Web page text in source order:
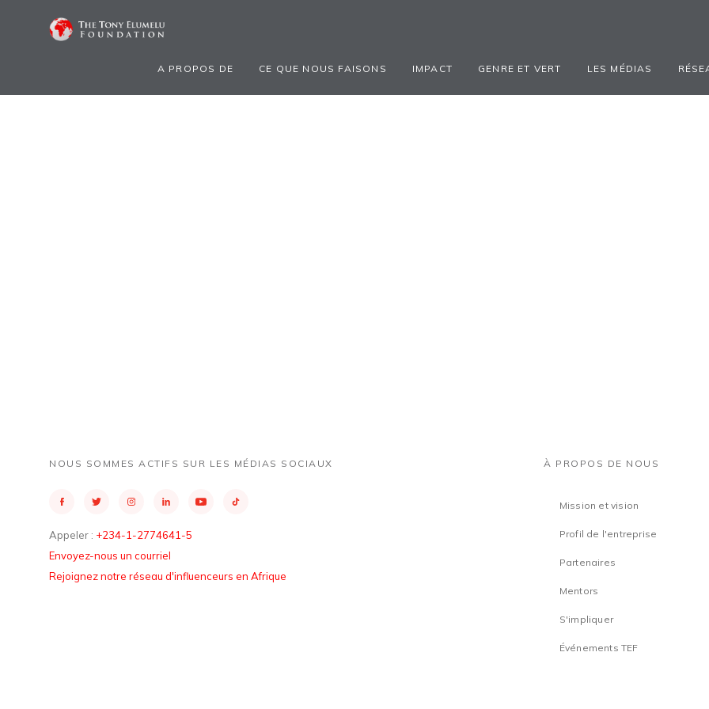
A PROPOS DE CE QUE NOUS FAISONS IMPACT GENRE ET VERT LES MÉDIAS
NOUS SOMMES ACTIFS SUR LES MÉDIAS SOCIAUX
Appeler : +234-1-2774641-5
Envoyez-nous un courriel
Rejoignez notre réseau d'influenceurs en Afrique
À PROPOS DE NOUS
Mission et vision
Profil de l'entreprise
Partenaires
Mentors
S'impliquer
Événements TEF